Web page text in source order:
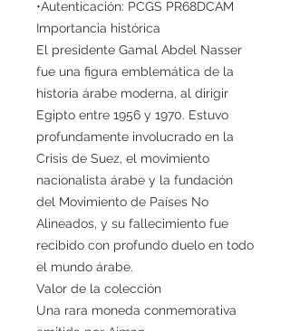
•Autenticación: PCGS PR68DCAM
Importancia histórica
El presidente Gamal Abdel Nasser
fue una figura emblemática de la
historia árabe moderna, al dirigir
Egipto entre 1956 y 1970. Estuvo
profundamente involucrado en la
Crisis de Suez, el movimiento
nacionalista árabe y la fundación
del Movimiento de Países No
Alineados, y su fallecimiento fue
recibido con profundo duelo en todo
el mundo árabe.
Valor de la colección
Una rara moneda conmemorativa